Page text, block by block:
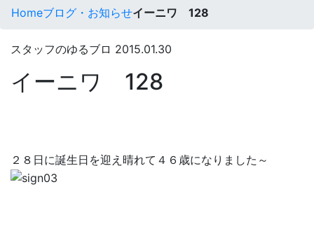
Homeブログ・お知らせイーニワ 128
スタッフのゆるブロ 2015.01.30
イーニワ 128
２８日に誕生日を迎え晴れて４６歳になりました～